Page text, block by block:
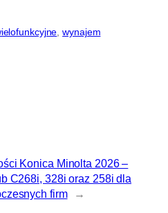
, wynajem
Konica Minolta 2026 –
C268i, 328i oraz 258i dla
firm
→